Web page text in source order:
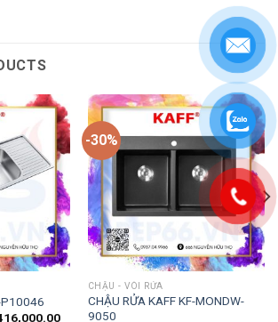
P10046
-30%
CHẬU - VÒI RỬA
CHẬU RỬA KAFF KF-MONDW-
9050